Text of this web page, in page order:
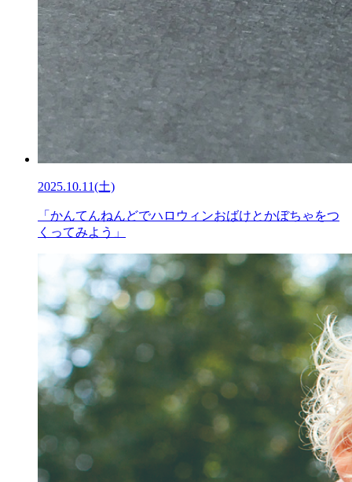
2025.10.11(土)
「かんてんねんどでハロウィンおばけとかぼちゃをつ
くってみよう」